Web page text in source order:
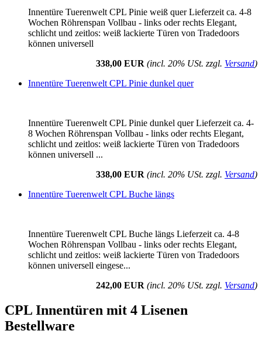
Innentüre Tuerenwelt CPL Pinie weiß quer Lieferzeit ca. 4-8
Wochen Röhrenspan Vollbau - links oder rechts Elegant,
schlicht und zeitlos: weiß lackierte Türen von Tradedoors
können universell
338,00 EUR (incl. 20% USt. zzgl. Versand)
Innentüre Tuerenwelt CPL Pinie dunkel quer
Innentüre Tuerenwelt CPL Pinie dunkel quer Lieferzeit ca. 4-
8 Wochen Röhrenspan Vollbau - links oder rechts Elegant,
schlicht und zeitlos: weiß lackierte Türen von Tradedoors
können universell ...
338,00 EUR (incl. 20% USt. zzgl. Versand)
Innentüre Tuerenwelt CPL Buche längs
Innentüre Tuerenwelt CPL Buche längs Lieferzeit ca. 4-8
Wochen Röhrenspan Vollbau - links oder rechts Elegant,
schlicht und zeitlos: weiß lackierte Türen von Tradedoors
können universell eingese...
242,00 EUR (incl. 20% USt. zzgl. Versand)
CPL Innentüren mit 4 Lisenen
Bestellware